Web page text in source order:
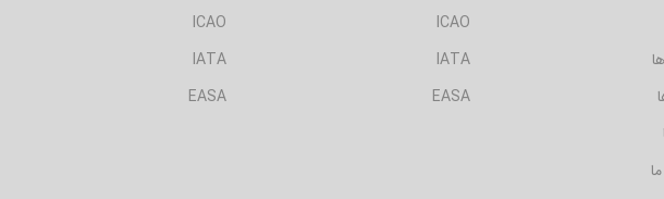
ICAO
IATA
EASA
ICAO
IATA
EASA